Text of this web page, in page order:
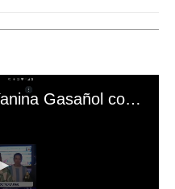
El mal momento de Yanina Gasañol con un hincha argentino en "Subrayado"